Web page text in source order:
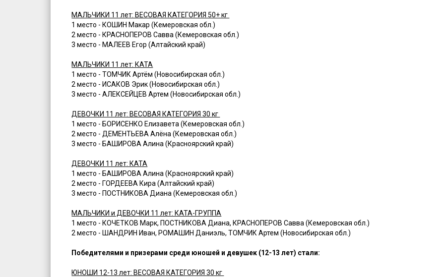
МАЛЬЧИКИ 11 лет: ВЕСОВАЯ КАТЕГОРИЯ 50+ кг
1 место - КОШИН Макар (Кемеровская обл.)
2 место - КРАСНОПЕРОВ Савва (Кемеровская обл.)
3 место - МАЛЕЕВ Егор (Алтайский край)
МАЛЬЧИКИ 11 лет: КАТА
1 место - ТОМЧИК Артём (Новосибирская обл.)
2 место - ИСАКОВ Эрик (Новосибирская обл.)
3 место - АЛЕКСЕЙЦЕВ Артем (Новосибирская обл.)
ДЕВОЧКИ 11 лет: ВЕСОВАЯ КАТЕГОРИЯ 30 кг
1 место - БОРИСЕНКО Елизавета (Кемеровская обл.)
2 место - ДЕМЕНТЬЕВА Алёна (Кемеровская обл.)
3 место - БАШИРОВА Алина (Красноярский край)
ДЕВОЧКИ 11 лет: КАТА
1 место - БАШИРОВА Алина (Красноярский край)
2 место - ГОРДЕЕВА Кира (Алтайский край)
3 место - ПОСТНИКОВА Диана (Кемеровская обл.)
МАЛЬЧИКИ и ДЕВОЧКИ 11 лет: КАТА-ГРУППА
1 место - КОЧЕТКОВ Марк, ПОСТНИКОВА Диана, КРАСНОПЕРОВ Савва (Кемеровская обл.)
2 место - ШАНДРИН Иван, РОМАШИН Даниэль, ТОМЧИК Артем (Новосибирская обл.)
Победителями и призерами среди юношей и девушек (12-13 лет) стали:
ЮНОШИ 12-13 лет: ВЕСОВАЯ КАТЕГОРИЯ 30 кг